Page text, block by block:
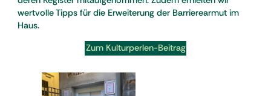
wertvolle Tipps für die Erweiterung der Barrierearmut im
Haus.
Zum Kulturperlen-Beitrag